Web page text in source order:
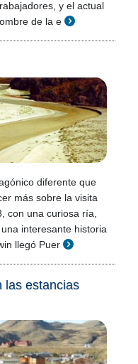
y el actual
de la e
diferente que
más sobre la visita
con una curiosa ría,
interesante historia
llegó Puer
las estancias